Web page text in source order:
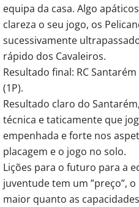
equipa da casa. Algo
clareza o seu jogo, os
sucessivamente
rápido dos Cavaleiros.
Resultado final: RC Santarém
(1P).
Resultado claro do
técnica e taticamente que
empenhada e forte nos
placagem e o jogo no solo.
Lições para o futuro para a
juventude tem um ”preço”,
maior quanto as